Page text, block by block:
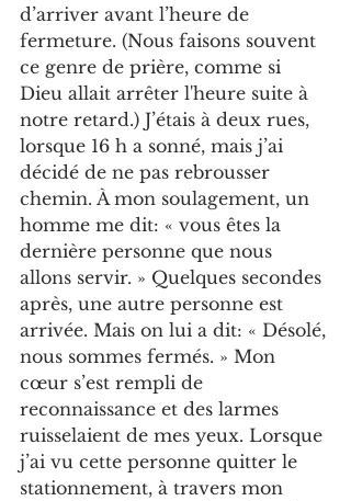
d’arriver avant l’heure de
fermeture. (Nous faisons souvent
ce genre de prière, comme si
Dieu allait arrêter l'heure suite à
notre retard.) J’étais à deux rues,
lorsque 16 h a sonné, mais j’ai
décidé de ne pas rebrousser
chemin. À mon soulagement, un
homme me dit: « vous êtes la
dernière personne que nous
allons servir. » Quelques secondes
après, une autre personne est
arrivée. Mais on lui a dit: « Désolé,
nous sommes fermés. » Mon
cœur s’est rempli de
reconnaissance et des larmes
ruisselaient de mes yeux. Lorsque
j’ai vu cette personne quitter le
stationnement, à travers mon